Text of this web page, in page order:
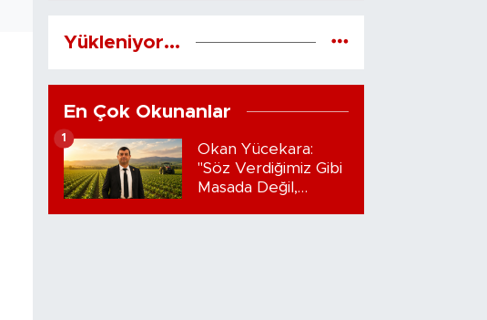
Yükleniyor...
En Çok Okunanlar
Okan Yücekara:
"Söz Verdiğimiz Gibi
Masada Değil,
1